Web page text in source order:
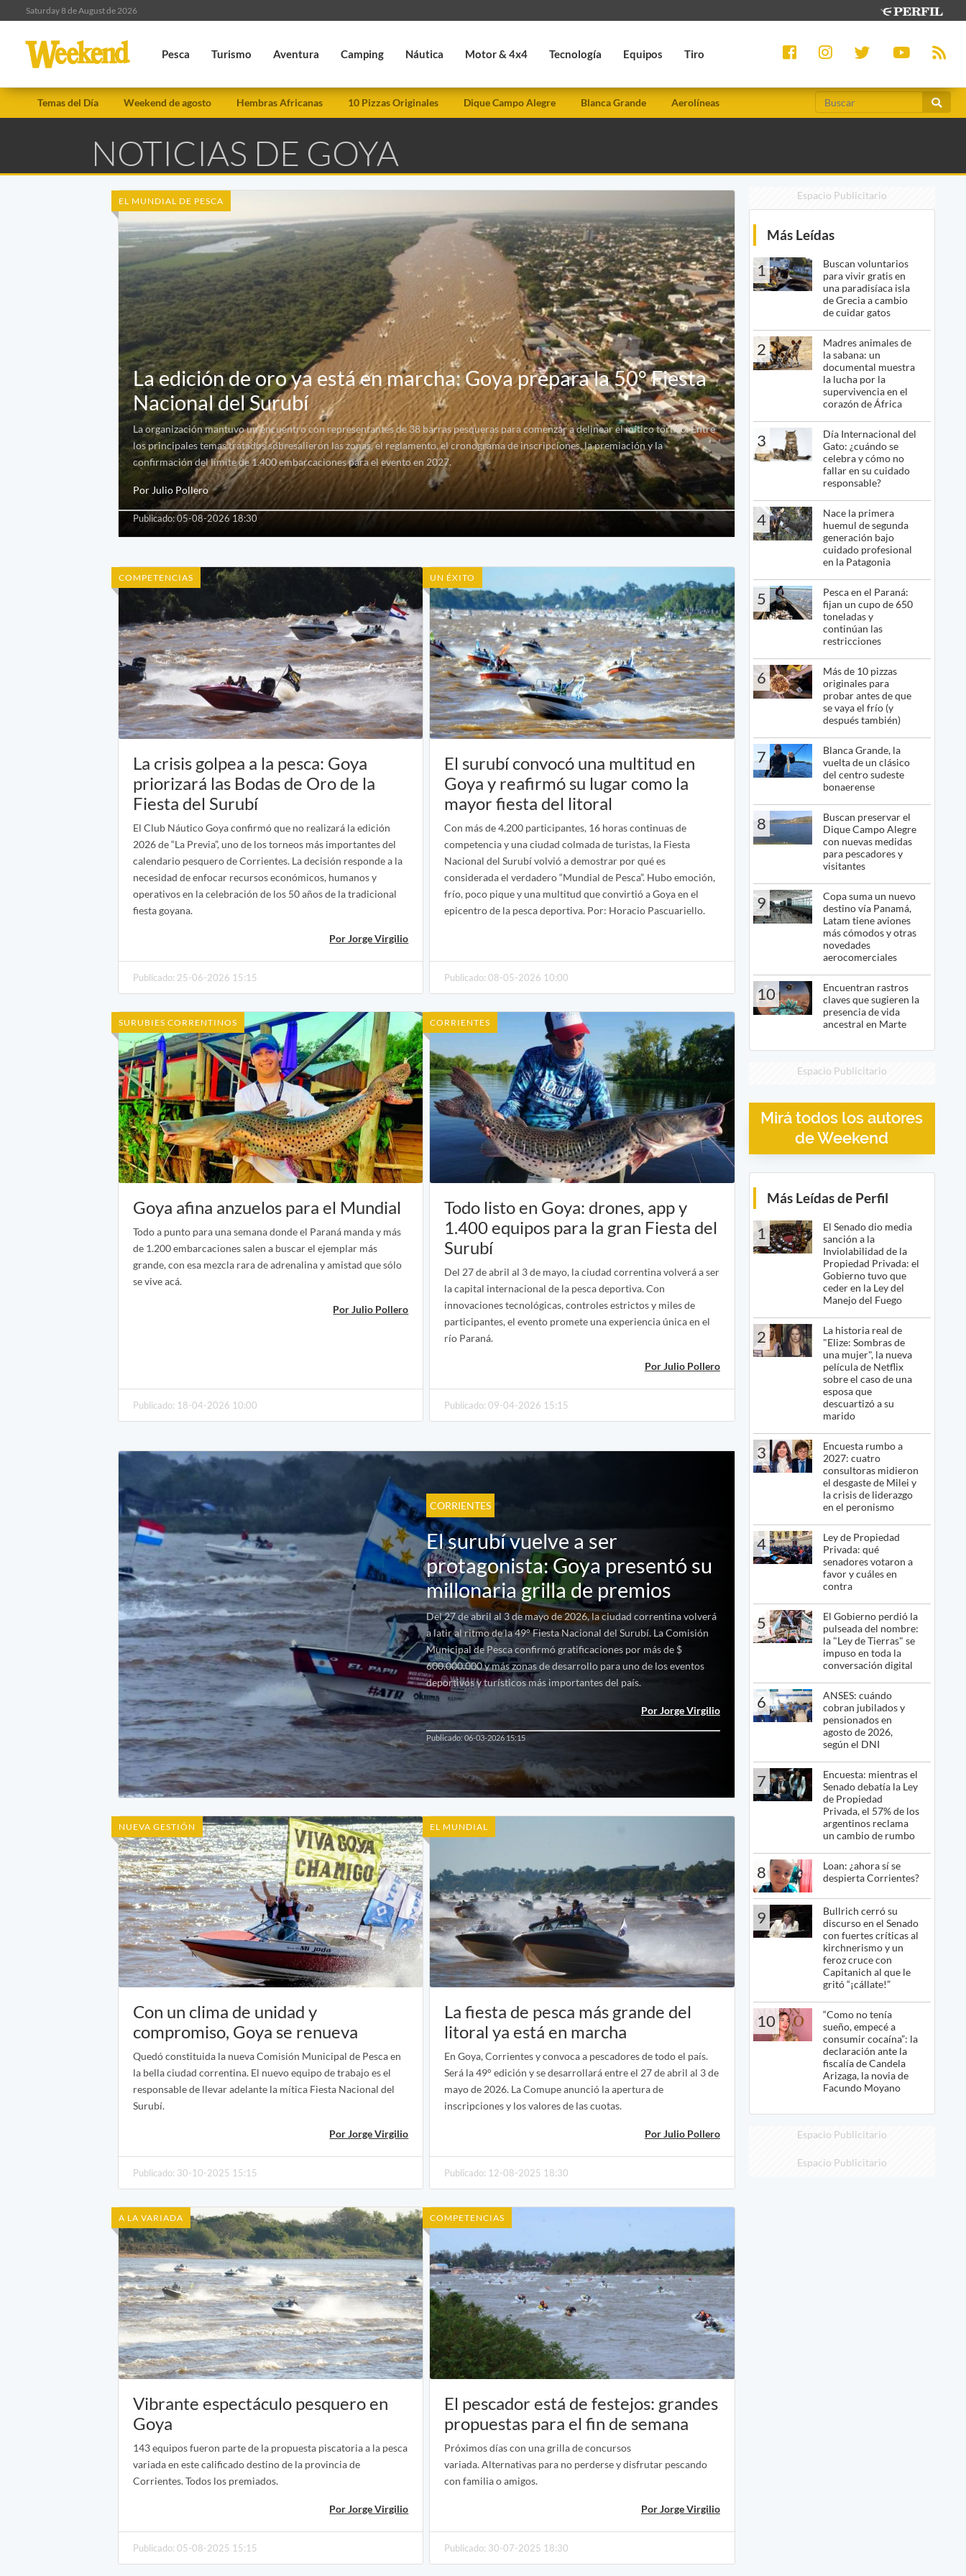
Saturday 8 de August de 2026
Pesca Turismo Aventura Camping Náutica Motor & 4x4 Tecnología Equipos Tiro
Temas del Día Weekend de agosto Hembras Africanas 10 Pizzas Originales Dique Campo Alegre Blanca Grande Aerolíneas
NOTICIAS DE GOYA
EL MUNDIAL DE PESCA
La edición de oro ya está en marcha: Goya prepara la 50° Fiesta
Nacional del Surubí
La organización mantuvo un encuentro con representantes de 38 barras pesqueras para comenzar a delinear el mítico torneo. Entre
los principales temas tratados sobresalieron las zonas, el reglamento, el cronograma de inscripciones, la premiación y la
confirmación del límite de 1.400 embarcaciones para el evento en 2027.
Por Julio Pollero
Publicado: 05-08-2026 18:30
COMPETENCIAS
La crisis golpea a la pesca: Goya
priorizará las Bodas de Oro de la
Fiesta del Surubí
El Club Náutico Goya confirmó que no realizará la edición
2026 de “La Previa”, uno de los torneos más importantes del
calendario pesquero de Corrientes. La decisión responde a la
necesidad de enfocar recursos económicos, humanos y
operativos en la celebración de los 50 años de la tradicional
fiesta goyana.
Por Jorge Virgilio
Publicado: 25-06-2026 15:15
UN ÉXITO
El surubí convocó una multitud en
Goya y reafirmó su lugar como la
mayor fiesta del litoral
Con más de 4.200 participantes, 16 horas continuas de
competencia y una ciudad colmada de turistas, la Fiesta
Nacional del Surubí volvió a demostrar por qué es
considerada el verdadero “Mundial de Pesca”. Hubo emoción,
frío, poco pique y una multitud que convirtió a Goya en el
epicentro de la pesca deportiva. Por: Horacio Pascuariello.
Publicado: 08-05-2026 10:00
SURUBIES CORRENTINOS
Goya afina anzuelos para el Mundial
Todo a punto para una semana donde el Paraná manda y más
de 1.200 embarcaciones salen a buscar el ejemplar más
grande, con esa mezcla rara de adrenalina y amistad que sólo
se vive acá.
Por Julio Pollero
Publicado: 18-04-2026 10:00
CORRIENTES
Todo listo en Goya: drones, app y
1.400 equipos para la gran Fiesta del
Surubí
Del 27 de abril al 3 de mayo, la ciudad correntina volverá a ser
la capital internacional de la pesca deportiva. Con
innovaciones tecnológicas, controles estrictos y miles de
participantes, el evento promete una experiencia única en el
río Paraná.
Por Julio Pollero
Publicado: 09-04-2026 15:15
CORRIENTES
El surubí vuelve a ser
protagonista: Goya presentó su
millonaria grilla de premios
Del 27 de abril al 3 de mayo de 2026, la ciudad correntina volverá
a latir al ritmo de la 49° Fiesta Nacional del Surubí. La Comisión
Municipal de Pesca confirmó gratificaciones por más de $
600.000.000 y más zonas de desarrollo para uno de los eventos
deportivos y turísticos más importantes del país.
Por Jorge Virgilio
Publicado: 06-03-2026 15:15
NUEVA GESTIÓN
Con un clima de unidad y
compromiso, Goya se renueva
Quedó constituida la nueva Comisión Municipal de Pesca en
la bella ciudad correntina. El nuevo equipo de trabajo es el
responsable de llevar adelante la mítica Fiesta Nacional del
Surubí.
Por Jorge Virgilio
Publicado: 30-10-2025 15:15
EL MUNDIAL
La fiesta de pesca más grande del
litoral ya está en marcha
En Goya, Corrientes y convoca a pescadores de todo el país.
Será la 49° edición y se desarrollará entre el 27 de abril al 3 de
mayo de 2026. La Comupe anunció la apertura de
inscripciones y los valores de las cuotas.
Por Julio Pollero
Publicado: 12-08-2025 18:30
A LA VARIADA
Vibrante espectáculo pesquero en
Goya
143 equipos fueron parte de la propuesta piscatoria a la pesca
variada en este calificado destino de la provincia de
Corrientes. Todos los premiados.
Por Jorge Virgilio
Publicado: 05-08-2025 15:15
COMPETENCIAS
El pescador está de festejos: grandes
propuestas para el fin de semana
Próximos días con una grilla de concursos
variada. Alternativas para no perderse y disfrutar pescando
con familia o amigos.
Por Jorge Virgilio
Publicado: 30-07-2025 18:30
Espacio Publicitario
Más Leídas
1
Buscan voluntarios
para vivir gratis en
una paradisíaca isla
de Grecia a cambio
de cuidar gatos
2
Madres animales de
la sabana: un
documental muestra
la lucha por la
supervivencia en el
corazón de África
3
Día Internacional del
Gato: ¿cuándo se
celebra y cómo no
fallar en su cuidado
responsable?
4
Nace la primera
huemul de segunda
generación bajo
cuidado profesional
en la Patagonia
5
Pesca en el Paraná:
fijan un cupo de 650
toneladas y
continúan las
restricciones
6
Más de 10 pizzas
originales para
probar antes de que
se vaya el frío (y
después también)
7
Blanca Grande, la
vuelta de un clásico
del centro sudeste
bonaerense
8
Buscan preservar el
Dique Campo Alegre
con nuevas medidas
para pescadores y
visitantes
9
Copa suma un nuevo
destino vía Panamá,
Latam tiene aviones
más cómodos y otras
novedades
aerocomerciales
10
Encuentran rastros
claves que sugieren la
presencia de vida
ancestral en Marte
Espacio Publicitario
Mirá todos los autores
de Weekend
Más Leídas de Perfil
1
El Senado dio media
sanción a la
Inviolabilidad de la
Propiedad Privada: el
Gobierno tuvo que
ceder en la Ley del
Manejo del Fuego
2
La historia real de
"Elize: Sombras de
una mujer", la nueva
película de Netflix
sobre el caso de una
esposa que
descuartizó a su
marido
3
Encuesta rumbo a
2027: cuatro
consultoras midieron
el desgaste de Milei y
la crisis de liderazgo
en el peronismo
4
Ley de Propiedad
Privada: qué
senadores votaron a
favor y cuáles en
contra
5
El Gobierno perdió la
pulseada del nombre:
la "Ley de Tierras" se
impuso en toda la
conversación digital
6
ANSES: cuándo
cobran jubilados y
pensionados en
agosto de 2026,
según el DNI
7
Encuesta: mientras el
Senado debatía la Ley
de Propiedad
Privada, el 57% de los
argentinos reclama
un cambio de rumbo
8
Loan: ¿ahora sí se
despierta Corrientes?
9
Bullrich cerró su
discurso en el Senado
con fuertes críticas al
kirchnerismo y un
feroz cruce con
Capitanich al que le
gritó “¡cállate!”
10
“Como no tenía
sueño, empecé a
consumir cocaína”: la
declaración ante la
fiscalía de Candela
Arizaga, la novia de
Facundo Moyano
Espacio Publicitario
Espacio Publicitario